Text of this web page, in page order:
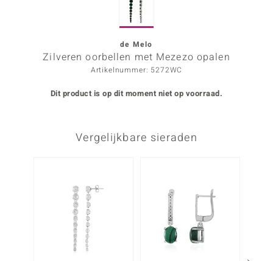
Designs
de Melo
Zilveren oorbellen met Mezezo opalen
Artikelnummer: 5272WC
Dit product is op dit moment niet op voorraad.
Vergelijkbare sieraden